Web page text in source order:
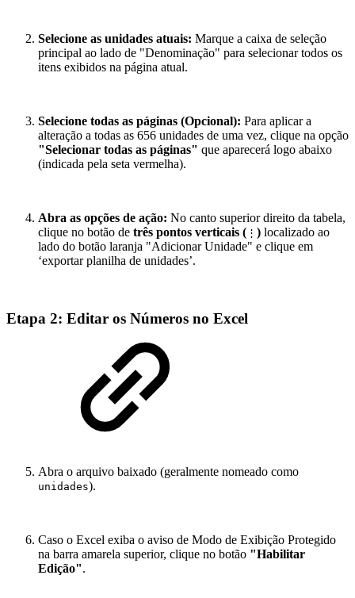
Selecione as unidades atuais: Marque a caixa de seleção
principal ao lado de "Denominação" para selecionar todos os
itens exibidos na página atual.
Selecione todas as páginas (Opcional): Para aplicar a
alteração a todas as 656 unidades de uma vez, clique na opção
"Selecionar todas as páginas" que aparecerá logo abaixo
(indicada pela seta vermelha).
Abra as opções de ação: No canto superior direito da tabela,
clique no botão de três pontos verticais ( ⋮ ) localizado ao
lado do botão laranja "Adicionar Unidade" e clique em
‘exportar planilha de unidades’.
Etapa 2: Editar os Números no Excel
Abra o arquivo baixado (geralmente nomeado como
unidades).
Caso o Excel exiba o aviso de Modo de Exibição Protegido
na barra amarela superior, clique no botão "Habilitar
Edição".